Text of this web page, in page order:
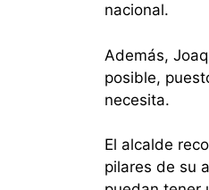
nacional.
Además,
posible,
necesita.
El alcalde
pilares de su